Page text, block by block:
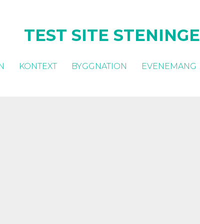
TEST SITE STENINGE
KONTEXT BYGGNATION EVENEMANG